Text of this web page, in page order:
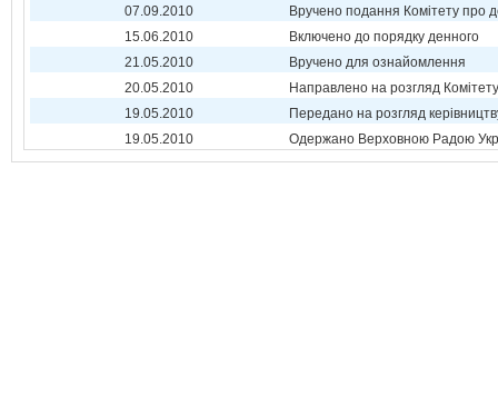
07.09.2010
Вручено подання Комітету про
15.06.2010
Включено до порядку денного
21.05.2010
Вручено для ознайомлення
20.05.2010
Направлено на розгляд Комітету
19.05.2010
Передано на розгляд
19.05.2010
Одержано Верховною Радою